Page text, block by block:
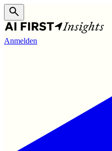
Anmelden